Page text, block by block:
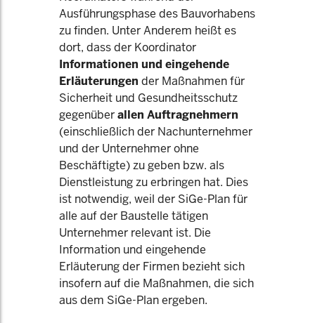
Ausführungsphase des Bauvorhabens
zu finden. Unter Anderem heißt es
dort, dass der Koordinator
Informationen und eingehende
Erläuterungen der Maßnahmen für
Sicherheit und Gesundheitsschutz
gegenüberallen Auftragnehmern
(einschließlich der Nachunternehmer
und der Unternehmer ohne
Beschäftigte) zu geben bzw. als
Dienstleistung zu erbringen hat. Dies
ist notwendig, weil der SiGe-Plan für
alle auf der Baustelle tätigen
Unternehmer relevant ist. Die
Information und eingehende
Erläuterung der Firmen bezieht sich
insofern auf die Maßnahmen, die sich
aus dem SiGe-Plan ergeben.